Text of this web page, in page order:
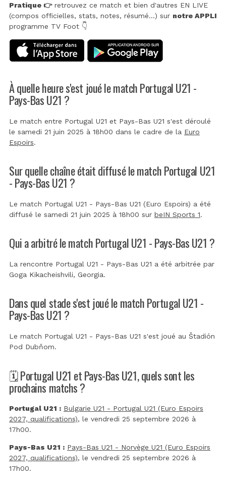
Pratique 👉retrouvez ce match et bien d'autres EN LIVE
(compos officielles, stats, notes, résumé...) sur notre APPLI
programme TV Foot 👇
À quelle heure s'est joué le match Portugal U21 -
Pays-Bas U21 ?
Le match entre Portugal U21 et Pays-Bas U21 s'est déroulé
le samedi 21 juin 2025 à 18h00 dans le cadre de la Euro
Espoirs.
Sur quelle chaîne était diffusé le match Portugal U21
- Pays-Bas U21 ?
Le match Portugal U21 - Pays-Bas U21 (Euro Espoirs) a été
diffusé le samedi 21 juin 2025 à 18h00 sur beIN Sports 1.
Qui a arbitré le match Portugal U21 - Pays-Bas U21 ?
La rencontre Portugal U21 - Pays-Bas U21 a été arbitrée par
Goga Kikacheishvili, Georgia.
Dans quel stade s'est joué le match Portugal U21 -
Pays-Bas U21 ?
Le match Portugal U21 - Pays-Bas U21 s'est joué au Štadión
Pod Dubňom.
🗓️ Portugal U21 et Pays-Bas U21, quels sont les
prochains matchs ?
Portugal U21 : Bulgarie U21 - Portugal U21 (Euro Espoirs
2027, qualifications), le vendredi 25 septembre 2026 à
17h00.
Pays-Bas U21 : Pays-Bas U21 - Norvège U21 (Euro Espoirs
2027, qualifications), le vendredi 25 septembre 2026 à
17h00.